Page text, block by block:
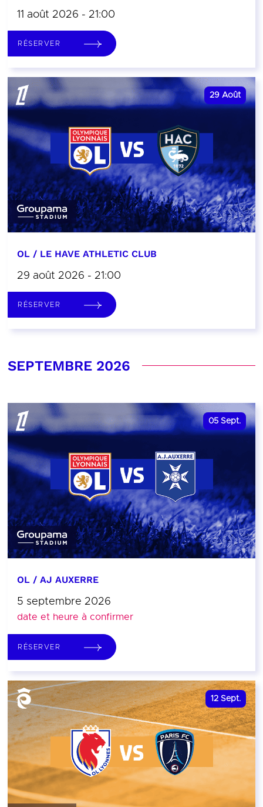
11 août 2026 - 21:00
RÉSERVER
29 Août
OL / LE HAVE ATHLETIC CLUB
29 août 2026 - 21:00
RÉSERVER
SEPTEMBRE 2026
05 Sept.
OL / AJ AUXERRE
5 septembre 2026
date et heure à confirmer
RÉSERVER
12 Sept.